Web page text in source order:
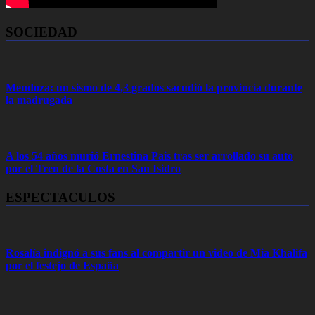
SOCIEDAD
Mendoza: un sismo de 4,3 grados sacudió la provincia durante
la madrugada
A los 54 años murió Ernestina Pais tras ser arrollado su auto
por el Tren de la Costa en San Isidro
ESPECTACULOS
Rosalía indignó a sus fans al compartir un video de Mia Khalifa
por el festejo de España